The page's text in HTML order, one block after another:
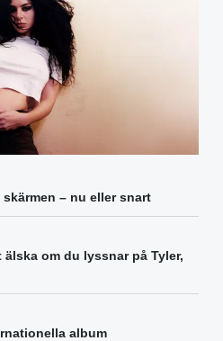
– nu eller snart
om du lyssnar på Tyler,
album